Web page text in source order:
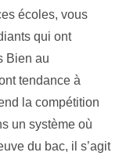
écoles, vous
qui ont
Bien au
tendance à
la compétition
un système où
du bac, il s’agit